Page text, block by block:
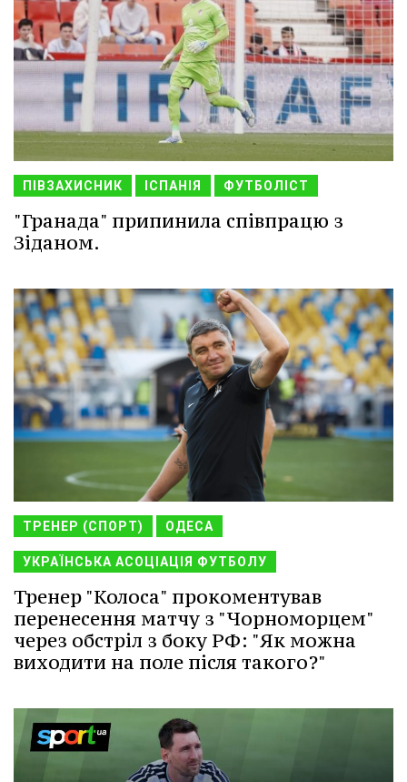
ПІВЗАХИСНИК ІСПАНІЯ ФУТБОЛІСТ
"Гранада" припинила співпрацю з
Зіданом.
ТРЕНЕР (СПОРТ) ОДЕСА
УКРАЇНСЬКА АСОЦІАЦІЯ ФУТБОЛУ
Тренер "Колоса" прокоментував
перенесення матчу з "Чорноморцем"
через обстріл з боку РФ: "Як можна
виходити на поле після такого?"